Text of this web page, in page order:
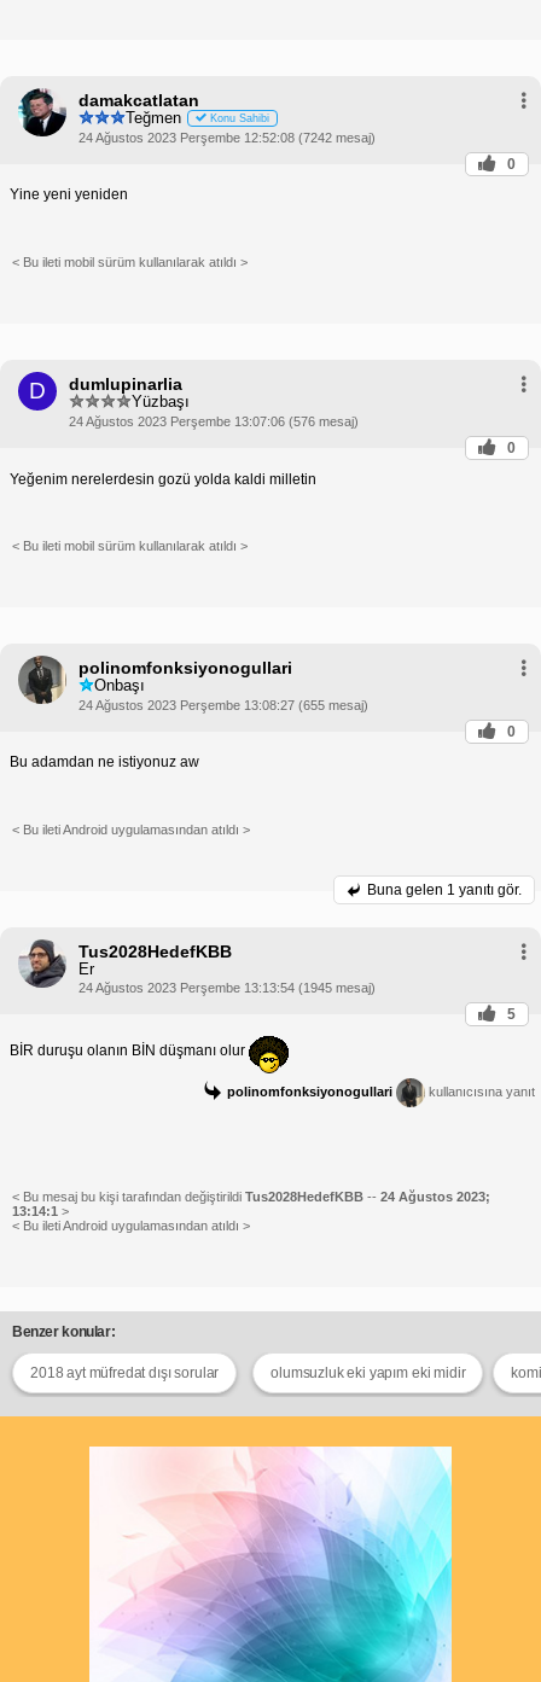
damakcatlatan
Teğmen Konu Sahibi
24 Ağustos 2023 Perşembe 12:52:08 (7242 mesaj)
0
Yine yeni yeniden
< Bu ileti mobil sürüm kullanılarak atıldı >
D dumlupinarlia
Yüzbaşı
24 Ağustos 2023 Perşembe 13:07:06 (576 mesaj)
0
Yeğenim nerelerdesin gozü yolda kaldi milletin
< Bu ileti mobil sürüm kullanılarak atıldı >
polinomfonksiyonogullari
Onbaşı
24 Ağustos 2023 Perşembe 13:08:27 (655 mesaj)
0
Bu adamdan ne istiyonuz aw
< Bu ileti Android uygulamasından atıldı >
Buna gelen 1 yanıtı gör.
Tus2028HedefKBB
Er
24 Ağustos 2023 Perşembe 13:13:54 (1945 mesaj)
5
BİR duruşu olanın BİN düşmanı olur
polinomfonksiyonogullari kullanıcısına yanıt
< Bu mesaj bu kişi tarafından değiştirildi Tus2028HedefKBB -- 24 Ağustos 2023;
13:14:1 >
< Bu ileti Android uygulamasından atıldı >
Benzer konular:
2018 ayt müfredat dışı sorular olumsuzluk eki yapım eki midir